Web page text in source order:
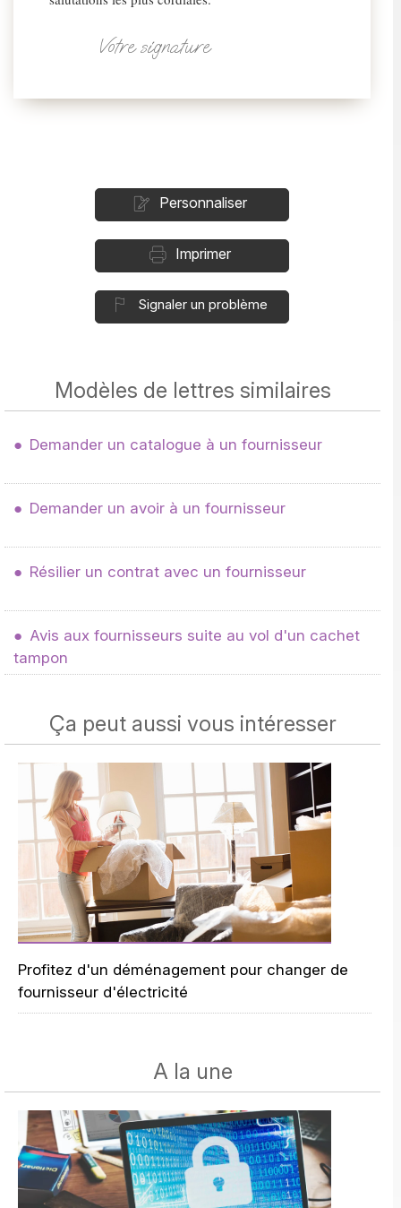
Votre signature
Personnaliser
Imprimer
Signaler un problème
Modèles de lettres similaires
Demander un catalogue à un fournisseur
Demander un avoir à un fournisseur
Résilier un contrat avec un fournisseur
Avis aux fournisseurs suite au vol d'un cachet
tampon
Ça peut aussi vous intéresser
Profitez d'un déménagement pour changer de
fournisseur d'électricité
A la une